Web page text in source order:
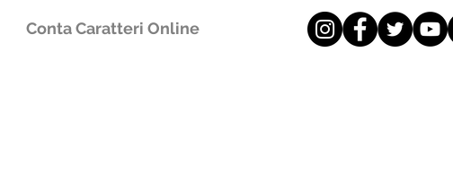
Conta Caratteri Online